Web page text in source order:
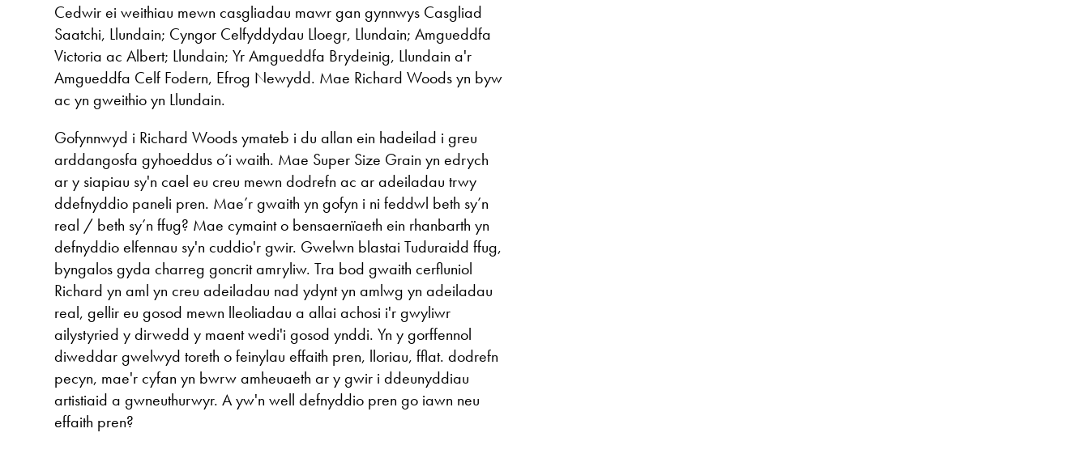
Cedwir ei weithiau mewn casgliadau mawr gan gynnwys Casgliad
Saatchi, Llundain; Cyngor Celfyddydau Lloegr, Llundain; Amgueddfa
Victoria ac Albert; Llundain; Yr Amgueddfa Brydeinig, Llundain a'r
Amgueddfa Celf Fodern, Efrog Newydd. Mae Richard Woods yn byw
ac yn gweithio yn Llundain.
Gofynnwyd i Richard Woods ymateb i du allan ein hadeilad i greu
arddangosfa gyhoeddus o’i waith. Mae Super Size Grain yn edrych
ar y siapiau sy'n cael eu creu mewn dodrefn ac ar adeiladau trwy
ddefnyddio paneli pren. Mae’r gwaith yn gofyn i ni feddwl beth sy’n
real / beth sy’n ffug? Mae cymaint o bensaernïaeth ein rhanbarth yn
defnyddio elfennau sy'n cuddio'r gwir. Gwelwn blastai Tuduraidd ffug,
byngalos gyda charreg goncrit amryliw. Tra bod gwaith cerfluniol
Richard yn aml yn creu adeiladau nad ydynt yn amlwg yn adeiladau
real, gellir eu gosod mewn lleoliadau a allai achosi i'r gwyliwr
ailystyried y dirwedd y maent wedi'i gosod ynddi. Yn y gorffennol
diweddar gwelwyd toreth o feinylau effaith pren, lloriau, fflat. dodrefn
pecyn, mae'r cyfan yn bwrw amheuaeth ar y gwir i ddeunyddiau
artistiaid a gwneuthurwyr. A yw'n well defnyddio pren go iawn neu
effaith pren?